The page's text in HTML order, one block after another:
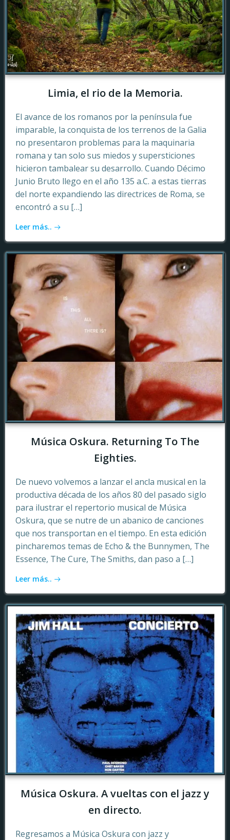
Limia, el rio de la Memoria.
El avance de los romanos por la península fue
imparable, la conquista de los terrenos de la Galia
no presentaron problemas para la maquinaria
romana y tan solo sus miedos y supersticiones
hicieron tambalear su desarrollo. Cuando Décimo
Junio Bruto llego en el año 135 a.C. a estas tierras
del norte expandiendo las directrices de Roma, se
encontró a su […]
Leer más..
Música Oskura. Returning To The
Eighties.
De nuevo volvemos a lanzar el ancla musical en la
productiva década de los años 80 del pasado siglo
para ilustrar el repertorio musical de Música
Oskura, que se nutre de un abanico de canciones
que nos transportan en el tiempo. En esta edición
pincharemos temas de Echo & the Bunnymen, The
Essence, The Cure, The Smiths, dan paso a […]
Leer más..
Música Oskura. A vueltas con el jazz y
en directo.
Regresamos a Música Oskura con jazz y